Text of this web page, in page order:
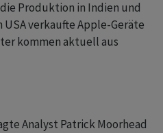
Produktion in Indien und
verkaufte Apple-Geräte
kommen aktuell aus
Analyst Patrick Moorhead